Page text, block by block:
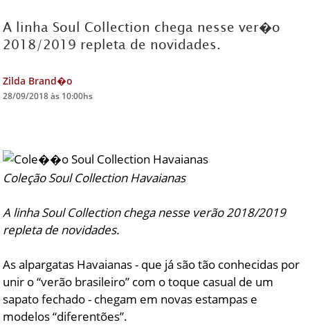
SOCIAL
TV ZILDA BRANDÃO
ÚLTIMAS NOTÍCIAS
FALE CONOSCO
A linha Soul Collection chega nesse ver�o
2018/2019 repleta de novidades.
Zilda Brand�o
28/09/2018 às 10:00hs
Coleção Soul Collection Havaianas
A linha Soul Collection chega nesse verão 2018/2019
repleta de novidades.
As alpargatas Havaianas - que já são tão conhecidas por
unir o “verão brasileiro” com o toque casual de um
sapato fechado - chegam em novas estampas e
modelos “diferentões”.